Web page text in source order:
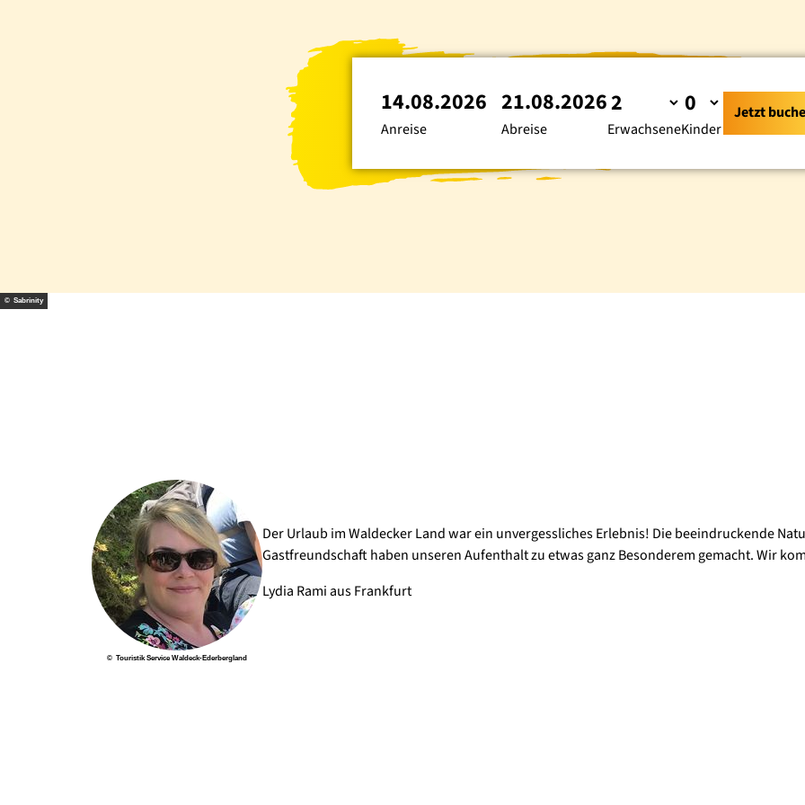
Anreise
14.08.2026
Abreise
21.08.2026
ErwachseneKinder
Jetzt
© Sabrinity
© Touristik Service Waldeck-Ederbergland
Der Urlaub im Waldecker Land war ein unvergessliches Erlebnis! Die beeindruckende
Gastfreundschaft haben unseren Aufenthalt zu etwas ganz Besonderem gemacht. Wir
Lydia Rami aus Frankfurt